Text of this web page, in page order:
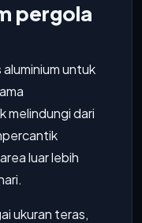
pergola
untuk
melindungi dari
luar lebih
ukuran teras,